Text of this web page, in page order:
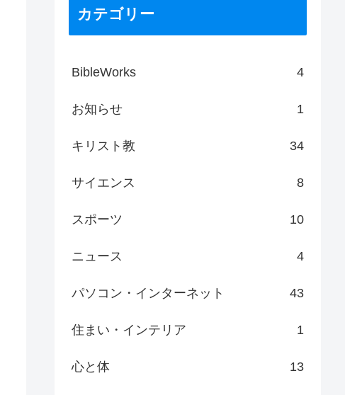
カテゴリー
BibleWorks 4
お知らせ 1
キリスト教 34
サイエンス 8
スポーツ 10
ニュース 4
パソコン・インターネット 43
住まい・インテリア 1
心と体 13